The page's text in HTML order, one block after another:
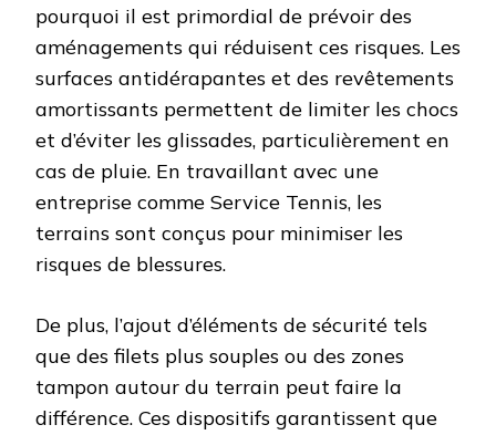
pourquoi il est primordial de prévoir des
aménagements qui réduisent ces risques. Les
surfaces antidérapantes et des revêtements
amortissants permettent de limiter les chocs
et d’éviter les glissades, particulièrement en
cas de pluie. En travaillant avec une
entreprise comme Service Tennis, les
terrains sont conçus pour minimiser les
risques de blessures.
De plus, l’ajout d’éléments de sécurité tels
que des filets plus souples ou des zones
tampon autour du terrain peut faire la
différence. Ces dispositifs garantissent que